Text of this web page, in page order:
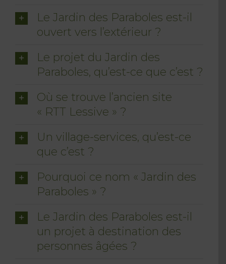
Le Jardin des Paraboles est-il
ouvert vers l’extérieur ?
Le projet du Jardin des
Paraboles, qu’est-ce que c’est ?
Où se trouve l’ancien site
« RTT Lessive » ?
Un village-services, qu’est-ce
que c’est ?
Pourquoi ce nom « Jardin des
Paraboles » ?
Le Jardin des Paraboles est-il
un projet à destination des
personnes âgées ?